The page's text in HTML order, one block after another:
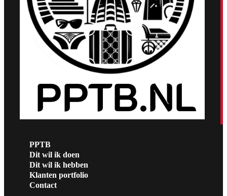
PPTB
Dit wil ik doen
Dit wil ik hebben
Klanten portfolio
Contact